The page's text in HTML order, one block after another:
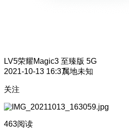
LV5荣耀Magic3 至臻版 5G
2021-10-13 16:37属地未知
关注
463阅读